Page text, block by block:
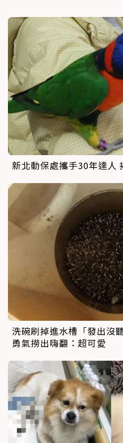
新北動保處攜手30年達人
洗碗刷掉進水槽「發出沒
勇氣撈出嗨翻：超可愛